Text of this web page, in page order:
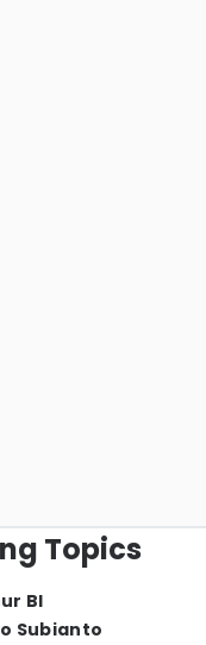
Topics
BI
Subianto